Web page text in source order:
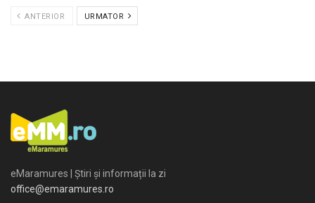
ANTERIOR URMATOR
eMaramures | Știri și informații la zi
office@emaramures.ro